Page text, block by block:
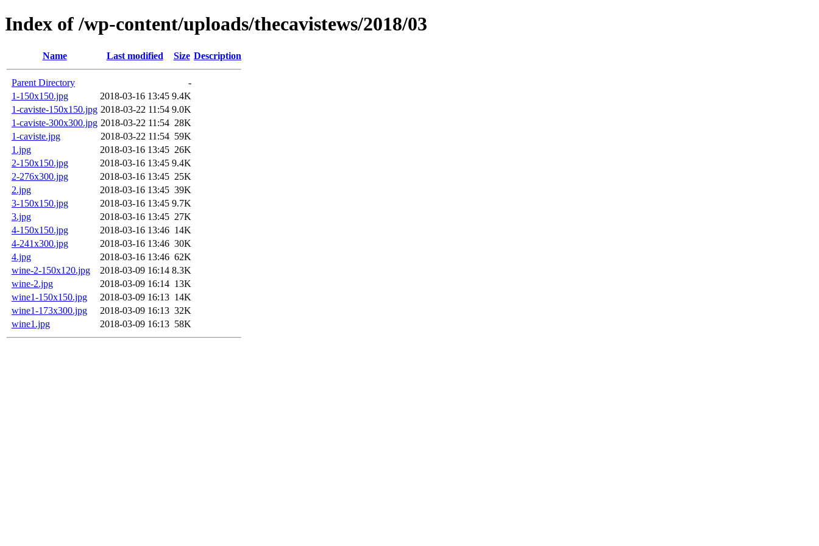
Index of /wp-content/uploads/thecavistews/2018/03
Name Last modified Size Description
Parent Directory
-
1-150x150.jpg
2018-03-16 13:45 9.4K
1-caviste-150x150.jpg 2018-03-22 11:54 9.0K
1-caviste-300x300.jpg 2018-03-22 11:54 28K
1-caviste.jpg
2018-03-22 11:54 59K
1.jpg
2018-03-16 13:45 26K
2-150x150.jpg
2018-03-16 13:45 9.4K
2-276x300.jpg
2018-03-16 13:45 25K
2.jpg
2018-03-16 13:45 39K
3-150x150.jpg
2018-03-16 13:45 9.7K
3.jpg
2018-03-16 13:45 27K
4-150x150.jpg
2018-03-16 13:46 14K
4-241x300.jpg
2018-03-16 13:46 30K
4.jpg
2018-03-16 13:46 62K
wine-2-150x120.jpg
2018-03-09 16:14 8.3K
wine-2.jpg
2018-03-09 16:14 13K
wine1-150x150.jpg
2018-03-09 16:13 14K
wine1-173x300.jpg
2018-03-09 16:13 32K
wine1.jpg
2018-03-09 16:13 58K